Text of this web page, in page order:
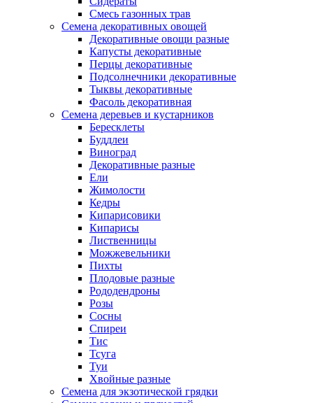
Смесь газонных трав
Семена декоративных овощей
Декоративные овощи разные
Капусты декоративные
Перцы декоративные
Подсолнечники декоративные
Тыквы декоративные
Фасоль декоративная
Семена деревьев и кустарников
Бересклеты
Буддлеи
Виноград
Декоративные разные
Ели
Жимолости
Кедры
Кипарисовики
Кипарисы
Лиственницы
Можжевельники
Пихты
Плодовые разные
Рододендроны
Розы
Сосны
Спиреи
Тис
Тсуга
Туи
Хвойные разные
Семена для экзотической грядки